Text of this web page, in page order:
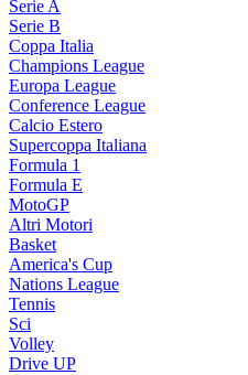
Serie A
Serie B
Coppa Italia
Champions League
Europa League
Conference League
Calcio Estero
Supercoppa Italiana
Formula 1
Formula E
MotoGP
Altri Motori
Basket
America's Cup
Nations League
Tennis
Sci
Volley
Drive UP